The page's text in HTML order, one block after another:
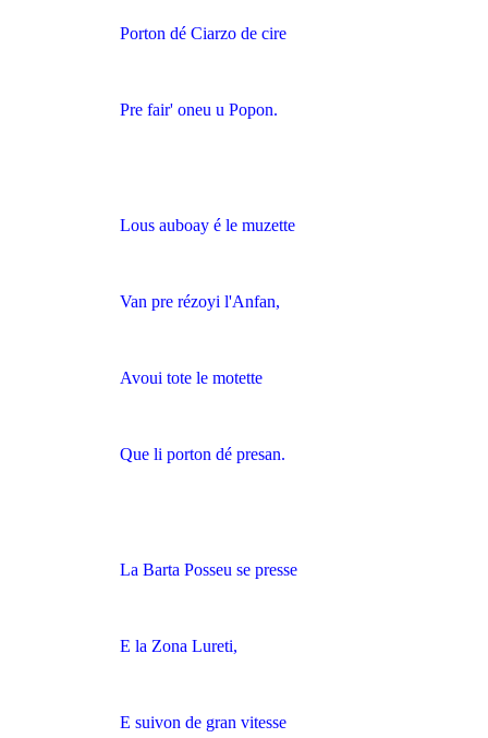
Porton dé Ciarzo de cire
Pre fair' oneu u Popon.
Lous auboay é le muzette
Van pre rézoyi l'Anfan,
Avoui tote le motette
Que li porton dé presan.
La Barta Posseu se presse
E la Zona Lureti,
E suivon de gran vitesse